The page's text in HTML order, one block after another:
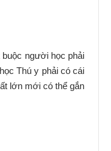
buộc người học phải
Thú y phải có cái
lớn mới có thể gắn